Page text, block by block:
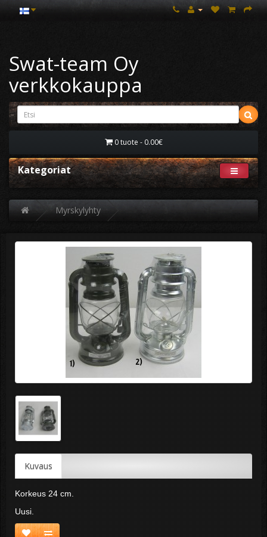
Swat-team Oy
verkkokauppa
0 tuote - 0.00€
Kategoriat
Myrskylyhty
Kuvaus
Korkeus 24 cm.
Uusi.